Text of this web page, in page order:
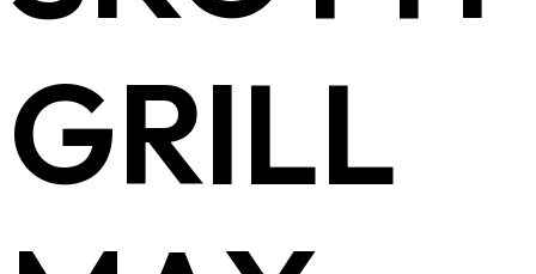
GRILL